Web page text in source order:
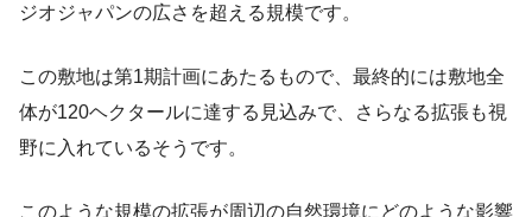
ジオジャパンの広さを超える規模です。
この敷地は第1期計画にあたるもので、最終的には敷地全
体が120ヘクタールに達する見込みで、さらなる拡張も視
野に入れているそうです。
このような規模の拡張が周辺の自然環境にどのような影響